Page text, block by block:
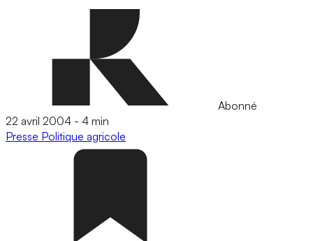
Abonné
22 avril 2004 - 4 min
Presse Politique agricole